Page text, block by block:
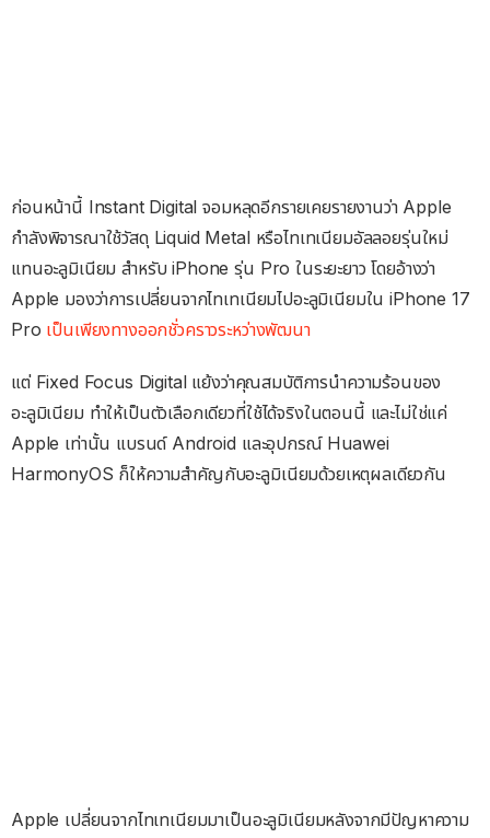
ก่อนหน้านี้ Instant Digital จอมหลุดอีกรายเคยรายงานว่า Apple
กำลังพิจารณาใช้วัสดุ Liquid Metal หรือไทเทเนียมอัลลอยรุ่นใหม่
แทนอะลูมิเนียม สำหรับ iPhone รุ่น Pro ในระยะยาว โดยอ้างว่า
Apple มองว่าการเปลี่ยนจากไทเทเนียมไปอะลูมิเนียมใน iPhone 17
Pro เป็นเพียงทางออกชั่วคราวระหว่างพัฒนา
แต่ Fixed Focus Digital แย้งว่าคุณสมบัติการนำความร้อนของ
อะลูมิเนียม ทำให้เป็นตัวเลือกเดียวที่ใช้ได้จริงในตอนนี้ และไม่ใช่แค่
Apple เท่านั้น แบรนด์ Android และอุปกรณ์ Huawei
HarmonyOS ก็ให้ความสำคัญกับอะลูมิเนียมด้วยเหตุผลเดียวกัน
Apple เปลี่ยนจากไทเทเนียมมาเป็นอะลูมิเนียมหลังจากมีปัญหาความ